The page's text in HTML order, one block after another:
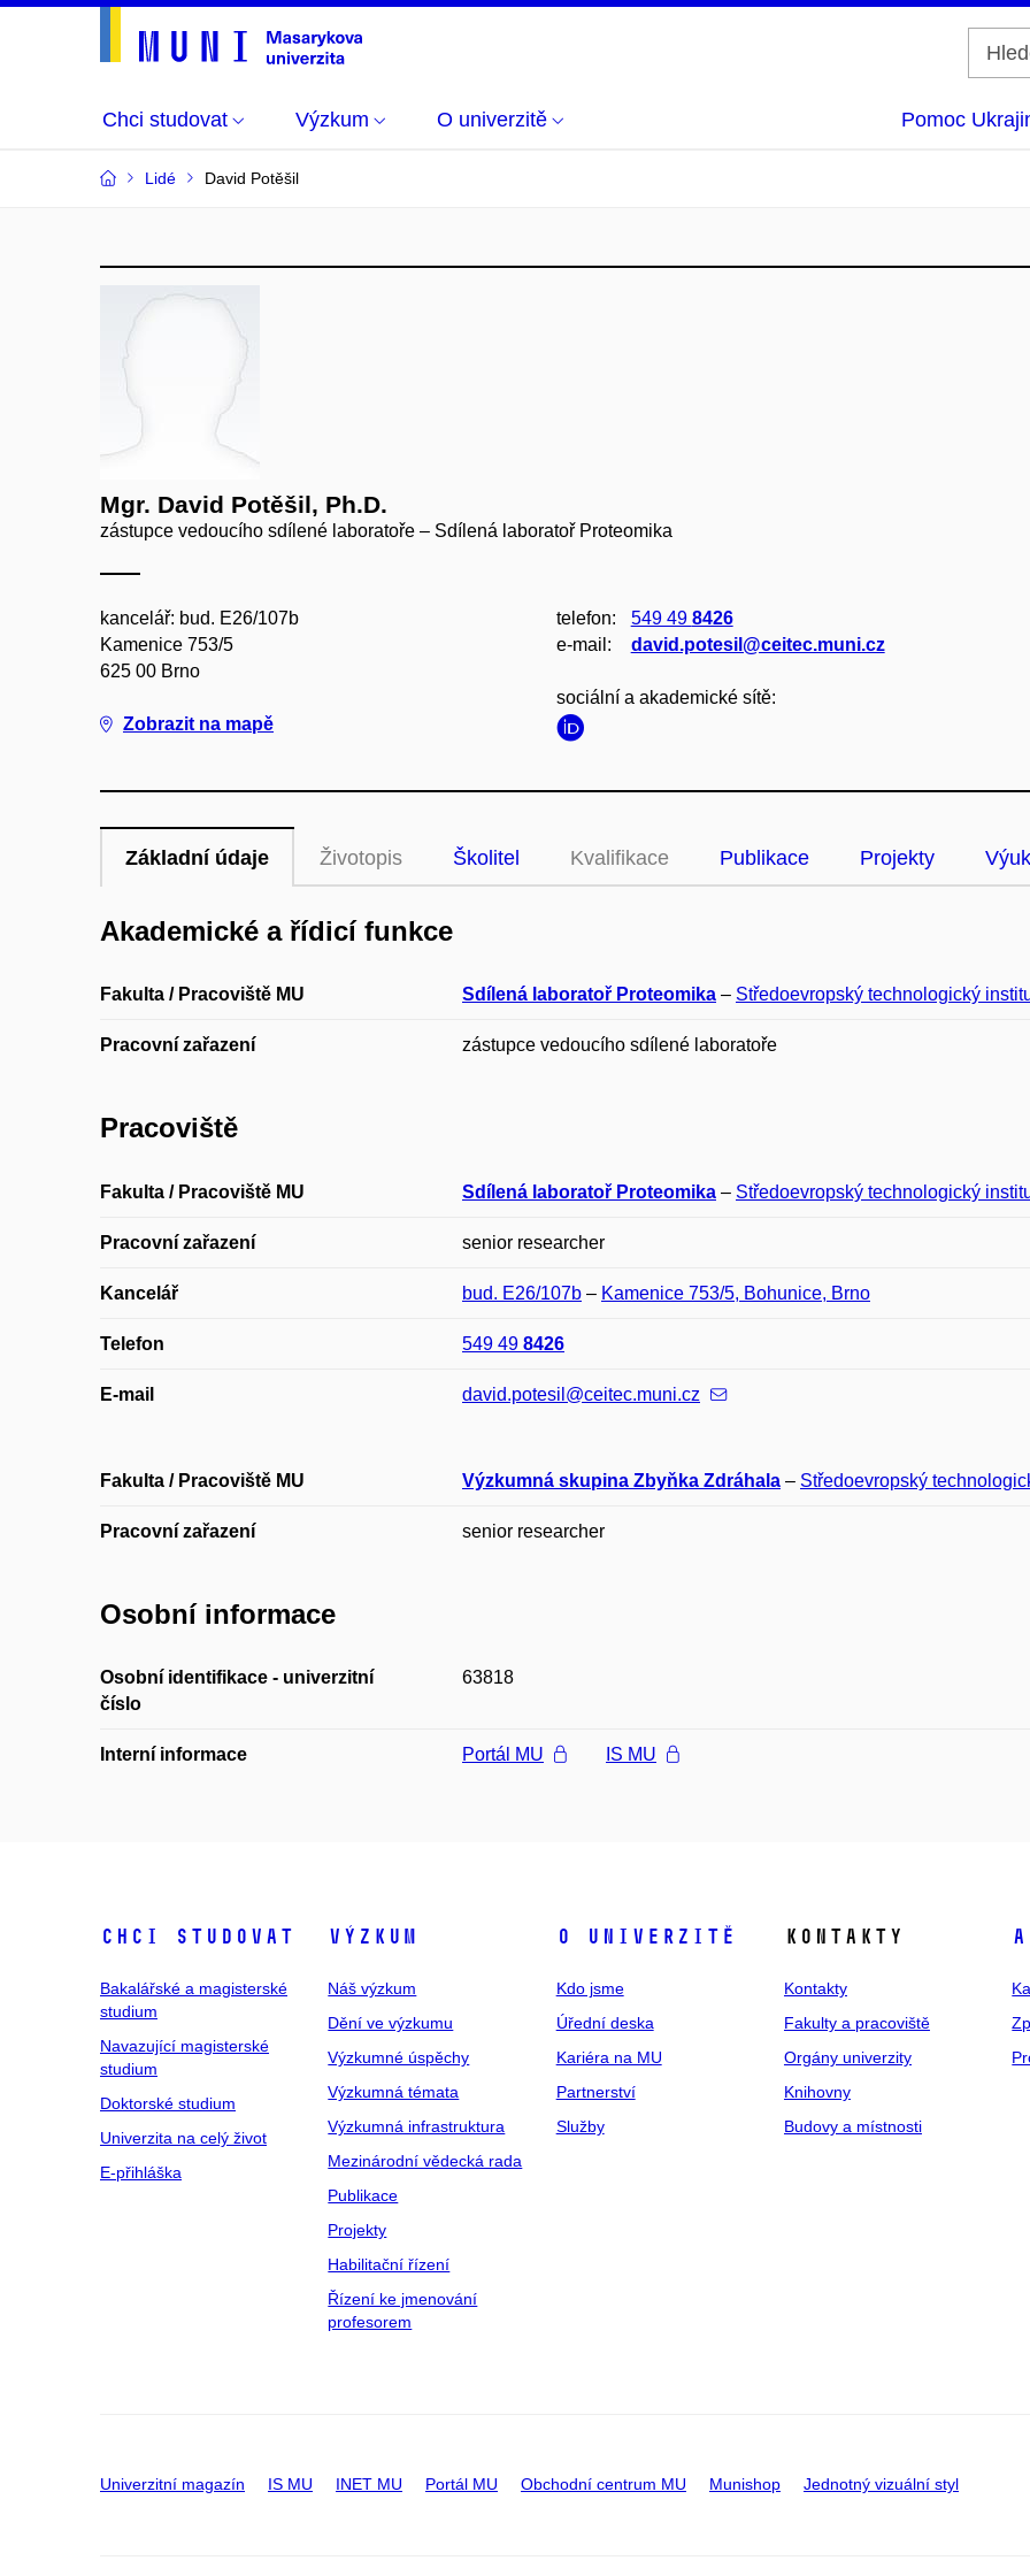
Chci studovat Výzkum O univerzitě Pomoc
Lidé David Potěšil
Mgr. David Potěšil, Ph.D.
zástupce vedoucího sdílené laboratoře – Sdílená laboratoř Proteomika
kancelář: bud. E26/107b
Kamenice 753/5
625 00 Brno
Zobrazit na mapě
telefon: 549 49 8426
e‑mail:
david.potesil@ceitec.muni.cz
sociální a akademické sítě:
Základní údaje Životopis Školitel Kvalifikace Publikace Projekty
Akademické a řídicí funkce
Fakulta / Pracoviště MU Sdílená laboratoř Proteomika – Středoevropský technologický
Pracovní zařazení zástupce vedoucího sdílené laboratoře
Pracoviště
Fakulta / Pracoviště MU Sdílená laboratoř Proteomika – Středoevropský technologický
Pracovní zařazení senior researcher
Kancelář bud. E26/107b – Kamenice 753/5, Bohunice, Brno
Telefon 549 49 8426
E-mail david.potesil@ceitec.muni.cz
Fakulta / Pracoviště MU Výzkumná skupina Zbyňka Zdráhala – Středoevropský
Pracovní zařazení senior researcher
Osobní informace
Osobní identifikace - univerzitní
číslo
63818
Interní informace Portál MU IS MU
Chci studovat
Bakalářské a magisterské
studium
Navazující magisterské
studium
Doktorské studium
Univerzita na celý život
E-přihláška
Výzkum
Náš výzkum
Dění ve výzkumu
Výzkumné úspěchy
Výzkumná témata
Výzkumná infrastruktura
Mezinárodní vědecká rada
Publikace
Projekty
Habilitační řízení
Řízení ke jmenování
profesorem
O univerzitě
Kdo jsme
Úřední deska
Kariéra na MU
Partnerství
Služby
Kontakty
Kontakty
Fakulty a pracoviště
Orgány univerzity
Knihovny
Budovy a místnosti
Univerzitní magazín IS MU INET MU Portál MU Obchodní centrum MU Munishop Jednotný vizuální styl